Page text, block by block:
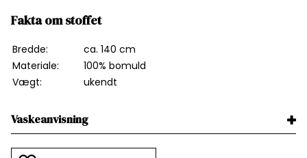
Fakta om stoffet
Bredde:
ca. 140 cm
Materiale:
100% bomuld
Vægt:
ukendt
Vaskeanvisning